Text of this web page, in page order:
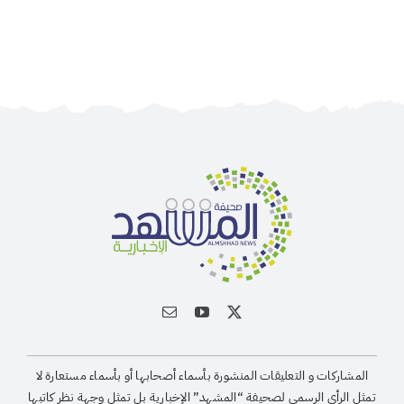
المشاركات و التعليقات المنشورة بأسماء أصحابها أو بأسماء مستعارة لا
تمثل الرأى الرسمى لصحيفة “المشهد” الإخبارية بل تمثل وجهة نظر كاتبها